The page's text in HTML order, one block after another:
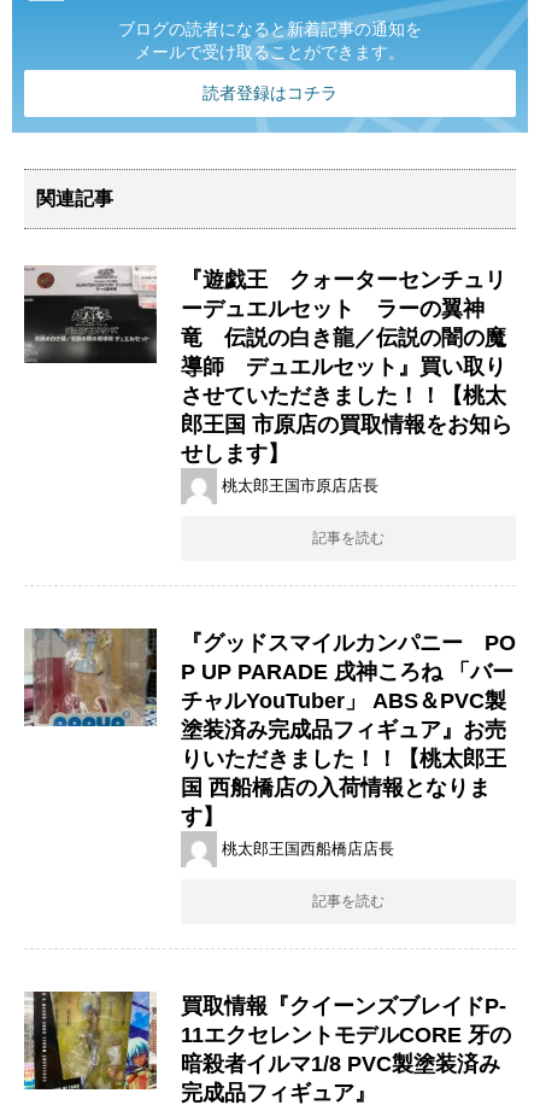
ブログの読者になると新着記事の通知を
メールで受け取ることができます。
読者登録はコチラ
関連記事
『遊戯王 クォーターセンチュリ
ーデュエルセット ラーの翼神
竜 伝説の白き龍／伝説の闇の魔
導師 デュエルセット』買い取り
させていただきました！！【桃太
郎王国 市原店の買取情報をお知ら
せします】
桃太郎王国市原店店長
記事を読む
『グッドスマイルカンパニー PO
P ​UP ​PARADE ​戌神ころね ​「バー
チャルYouTuber」 ​ABS＆PVC製
塗装済み完成品フィギュア』お売
りいただきました！！【桃太郎王
国 西船橋店の入荷情報となりま
す】
桃太郎王国西船橋店店長
記事を読む
買取情報『クイーンズブレイドP-
11エクセレントモデルCORE ​牙の
暗殺者イルマ​1/8 ​PVC製塗装済み
完成品フィギュア』